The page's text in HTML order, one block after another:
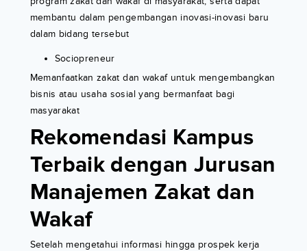
membantu dalam pengembangan inovasi-inovasi baru
dalam bidang tersebut
Sociopreneur
Memanfaatkan zakat dan wakaf untuk mengembangkan
bisnis atau usaha sosial yang bermanfaat bagi
masyarakat
Rekomendasi Kampus
Terbaik dengan Jurusan
Manajemen Zakat dan
Wakaf
Setelah mengetahui informasi hingga prospek kerja